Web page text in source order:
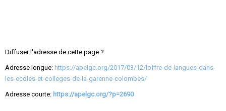
Diffuser l'adresse de cette page ?
Adresse longue: https://apelgc.org/2017/03/12/loffre-de-langues-dans-
les-ecoles-et-colleges-de-la-garenne-colombes/
Adresse courte: https://apelgc.org/?p=2690